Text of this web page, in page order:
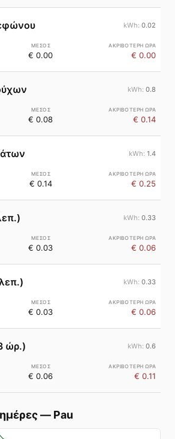
0.02
€ 0.00 € 0.00
0.8
€ 0.08 € 0.14
1.4
€ 0.14 € 0.25
0.33
€ 0.03 € 0.06
0.33
€ 0.03 € 0.06
ώρ.) 0.6
€ 0.06 € 0.11
— Pau